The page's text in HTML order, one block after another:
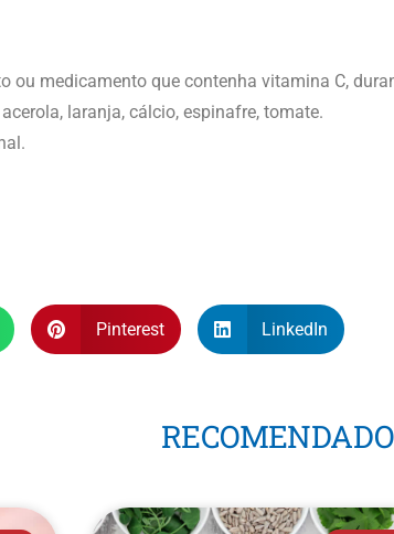
ou medicamento que contenha vitamina C,
laranja, cálcio, espinafre, tomate.
Pinterest LinkedIn